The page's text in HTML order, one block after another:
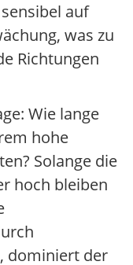
auf
was zu
Richtungen
Wie lange
hohe
Solange die
hoch bleiben
dominiert der